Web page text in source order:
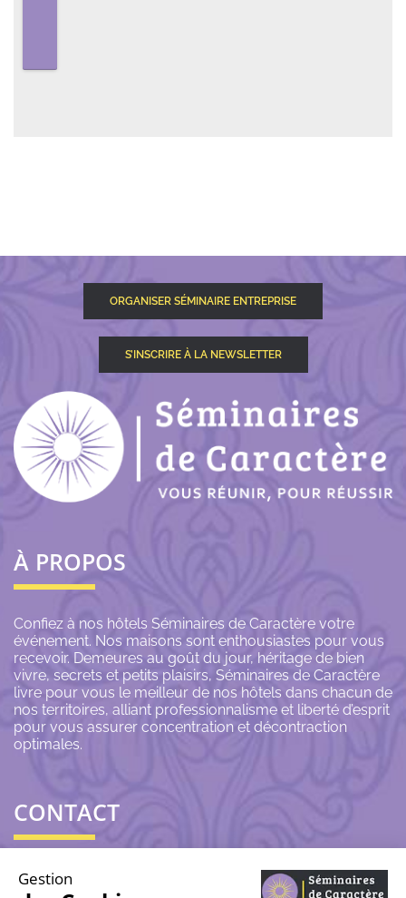
ORGANISER SÉMINAIRE ENTREPRISE
S’INSCRIRE À LA NEWSLETTER
À PROPOS
Confiez à nos hôtels Séminaires de Caractère votre
événement. Nos maisons sont enthousiastes pour vous
recevoir. Demeures au goût du jour, héritage de bien
vivre, secrets et petits plaisirs, Séminaires de Caractère
livre pour vous le meilleur de nos hôtels dans chacun de
nos territoires, alliant professionnalisme et liberté d’esprit
pour vous assurer concentration et décontraction
optimales.
CONTACT
06 43 69 79 72
Gestion